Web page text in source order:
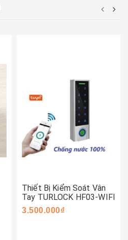
Thiết Bị Kiểm Soát Vân
Tay TURLOCK HF03-WIFI
3.500.000₫